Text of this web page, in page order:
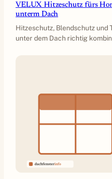
VELUX Hitzeschutz fürs
unterm Dach
Hitzeschutz, Blendschutz
unter dem Dach richtig